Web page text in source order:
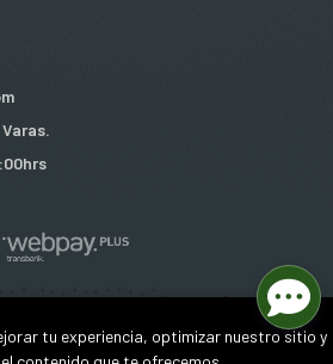
tienda? Yo vendo conBsale
tu experiencia, optimizar nuestro sitio y